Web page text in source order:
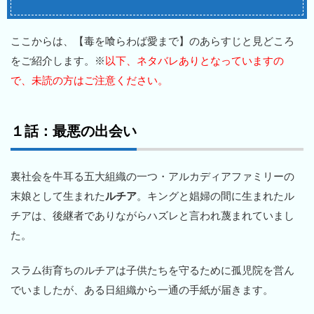
ここからは、【毒を喰らわば愛まで】のあらすじと見どころ
をご紹介します。※ 以下、ネタバレありとなっていますの
で、未読の方はご注意ください。
１話：最悪の出会い
裏社会を牛耳る五大組織の一つ・アルカディアファミリーの
末娘として生まれたルチア。キングと娼婦の間に生まれたル
チアは、後継者でありながらハズレと言われ蔑まれていまし
た。
スラム街育ちのルチアは子供たちを守るために孤児院を営ん
でいましたが、ある日組織から一通の手紙が届きます。